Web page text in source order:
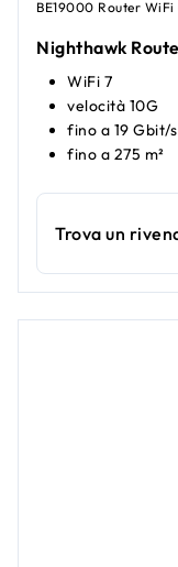
BE19000 Router WiFi
Nighthawk
WiFi 7
velocità 10G
fino a 19 Gbit/s
fino a 275 m²
Trova un